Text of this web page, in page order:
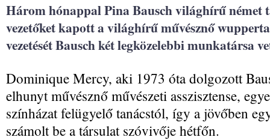
Három hónappal Pina Bausch világhírű német
vezetőket kapott a világhírű művésznő
vezetését Bausch két legközelebbi munkatársa
Dominique Mercy, aki 1973 óta dolgozott
elhunyt művésznő művészeti asszisztense,
színházat felügyelő tanácstól, így a jövőben
számolt be a társulat szóvivője hétfőn.